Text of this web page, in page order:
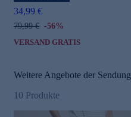
34,99 €
79,99 € -56%
VERSAND GRATIS
Weitere Angebote der Sendung
10 Produkte